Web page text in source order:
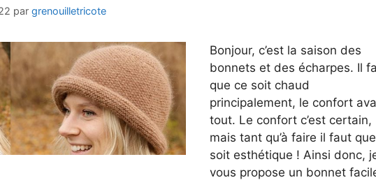
par grenouilletricote
Bonjour, c’est la saison des
bonnets et des écharpes. Il
que ce soit chaud
principalement, le confort
tout. Le confort c’est certain,
mais tant qu’à faire il faut
soit esthétique ! Ainsi donc,
vous propose un bonnet